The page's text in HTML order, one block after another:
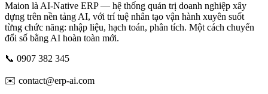
Maion là AI-Native ERP — hệ thống quản trị doanh nghiệp xây
dựng trên nền tảng AI, với trí tuệ nhân tạo vận hành xuyên suốt
từng chức năng: nhập liệu, hạch toán, phân tích. Một cách chuyển
đổi số bằng AI hoàn toàn mới.
📞 0907 382 345
✉️ contact@erp-ai.com